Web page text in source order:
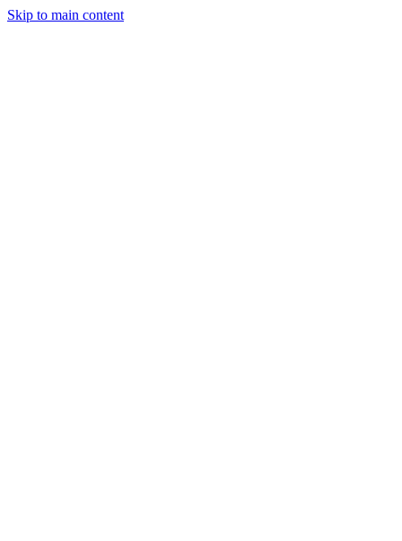
Skip to main content